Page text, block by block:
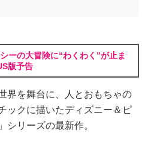
ーの大冒険に“わくわく”が止ま
版予告
界を舞台に、人とおもちゃの
ックに描いたディズニー＆ピ
シリーズの最新作。